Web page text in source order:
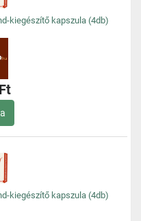
kiegészítő kapszula (4db)
kiegészítő kapszula (4db)